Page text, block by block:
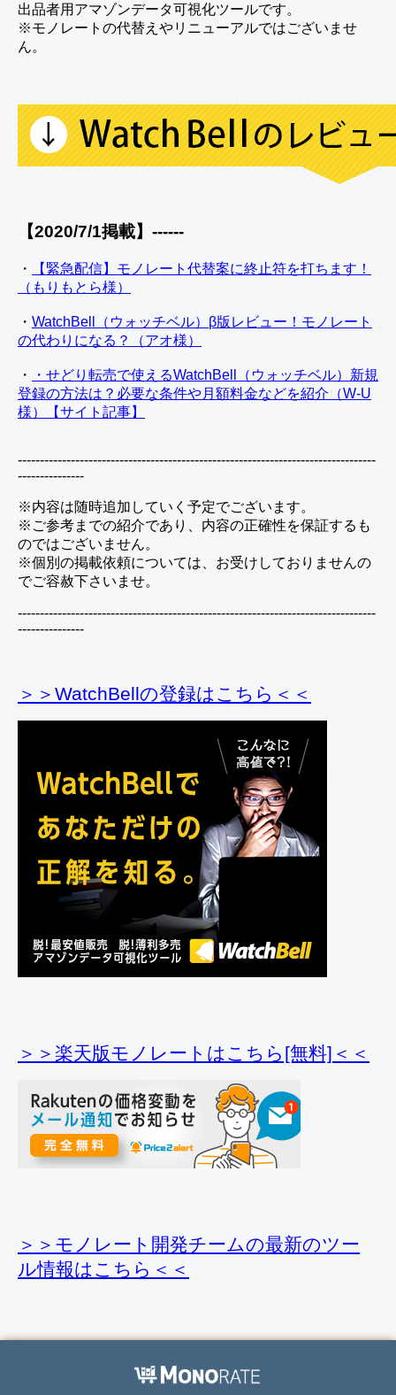
出品者用アマゾンデータ可視化ツールです。
※モノレートの代替えやリニューアルではございませ
ん。
【2020/7/1掲載】------
・
【緊急配信】モノレート代替案に終止符を打ちます！
（もりもとら様）
・ WatchBell（ウォッチベル）β版レビュー！モノレート
の代わりになる？（アオ様）
・
・せどり転売で使えるWatchBell（ウォッチベル）新規
登録の方法は？必要な条件や月額料金などを紹介（W-U
様）【サイト記事】
---------------------------------------------------------------------------------
---------------
※内容は随時追加していく予定でございます。
※ご参考までの紹介であり、内容の正確性を保証するも
のではございません。
※個別の掲載依頼については、お受けしておりませんの
でご容赦下さいませ。
---------------------------------------------------------------------------------
---------------
＞＞WatchBellの登録はこちら＜＜
＞＞楽天版モノレートはこちら[無料]＜＜
＞＞モノレート開発チームの最新のツー
ル情報はこちら＜＜